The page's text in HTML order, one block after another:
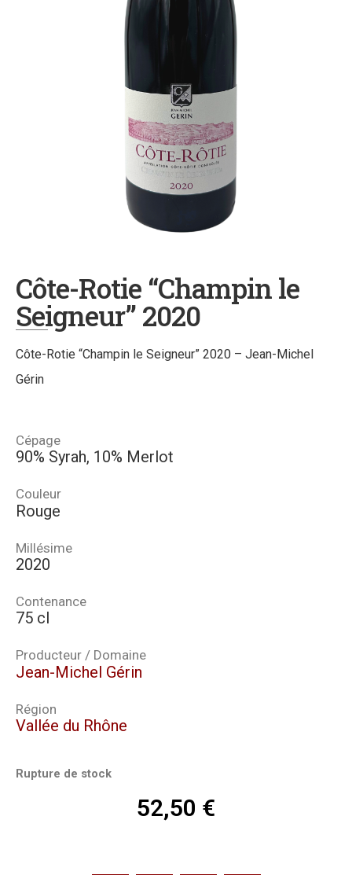
Côte-Rotie “Champin le
Seigneur” 2020
Côte-Rotie “Champin le Seigneur” 2020 – Jean-Michel
Gérin
Cépage
90% Syrah, 10% Merlot
Couleur
Rouge
Millésime
2020
Contenance
75 cl
Producteur / Domaine
Jean-Michel Gérin
Région
Vallée du Rhône
Rupture de stock
52,50 €